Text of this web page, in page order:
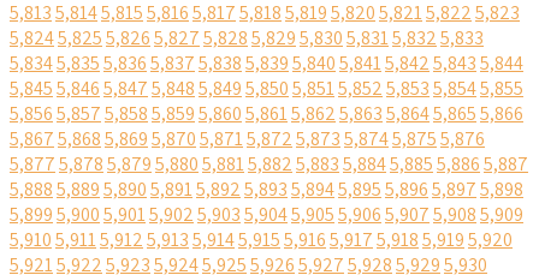
5,8135,8145,8155,8165,8175,8185,8195,8205,8215,8225,823
5,8245,8255,8265,8275,8285,8295,8305,8315,8325,833
5,8345,8355,8365,8375,8385,8395,8405,8415,8425,8435,844
5,8455,8465,8475,8485,8495,8505,8515,8525,8535,8545,855
5,8565,8575,8585,8595,8605,8615,8625,8635,8645,8655,866
5,8675,8685,8695,8705,8715,8725,8735,8745,8755,876
5,8775,8785,8795,8805,8815,8825,8835,8845,8855,8865,887
5,8885,8895,8905,8915,8925,8935,8945,8955,8965,8975,898
5,8995,9005,9015,9025,9035,9045,9055,9065,9075,9085,909
5,9105,9115,9125,9135,9145,9155,9165,9175,9185,9195,920
5,9215,9225,9235,9245,9255,9265,9275,9285,9295,930